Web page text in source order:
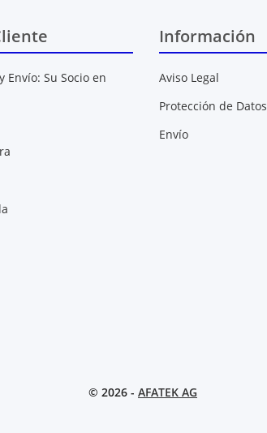
Envío: Su Socio en
Información
Aviso Legal
Protección de Datos
Envío
© 2026 - AFATEK AG